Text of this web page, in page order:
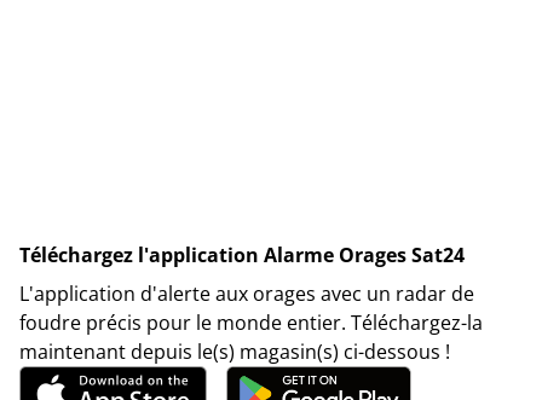
Téléchargez l'application Alarme Orages Sat24
L'application d'alerte aux orages avec un radar de
foudre précis pour le monde entier. Téléchargez-la
maintenant depuis le(s) magasin(s) ci-dessous !